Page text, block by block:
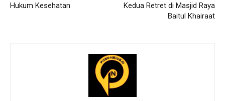
Hukum Kesehatan
Kedua Retret di Masjid Raya
Baitul Khairaat